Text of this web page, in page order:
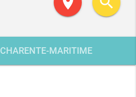
CHARENTE-MARITIME